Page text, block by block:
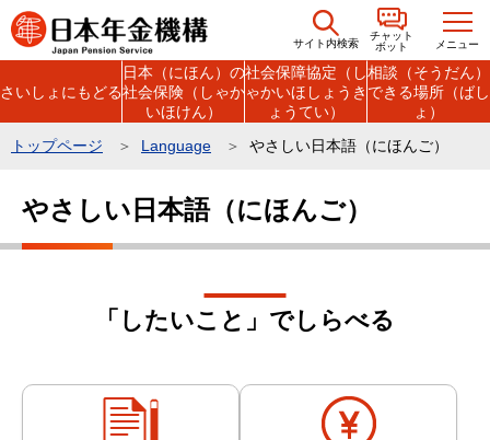
こ
の
ー
で
サイト内検索
チャット
ボット
メニュー
さいしょにもどる
日本（にほん）の
社会保険（しゃか
いほけん）
社会保障協定（し
ゃかいほしょうき
ょうてい）
相談（そうだん）
できる場所（ばし
ょ）
トップページ
Language やさしい日本語（にほんご）
こ
やさしい日本語（にほんご）
「したいこと」でしらべる